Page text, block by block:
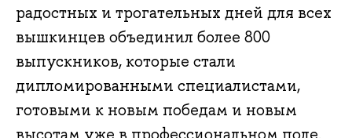
радостных и трогательных дней для всех
вышкинцев объединил более 800
выпускников, которые стали
дипломированными специалистами,
готовыми к новым победам и новым